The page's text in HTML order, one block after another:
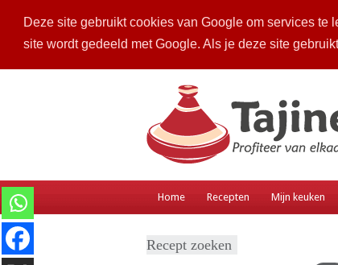
Deze site gebruikt cookies van Google om services
site wordt gedeeld met Google. Als je deze site
Home Recepten Mijn keuken
Recept zoeken